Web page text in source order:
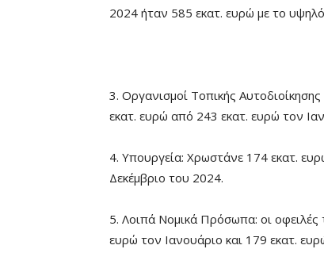
2024 ήταν 585 εκατ. ευρώ με το
3. Οργανισμοί Τοπικής
εκατ. ευρώ από 243 εκατ. ευρώ τον
4. Υπουργεία: Χρωστάνε 174 εκατ.
Δεκέμβριο του 2024.
5. Λοιπά Νομικά Πρόσωπα: οι
ευρώ τον Ιανουάριο και 179 εκατ.